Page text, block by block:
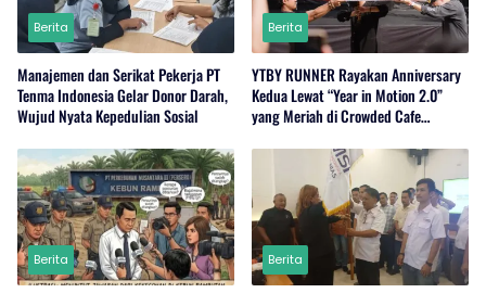
Berita
Manajemen dan Serikat Pekerja PT
Tenma Indonesia Gelar Donor Darah,
Wujud Nyata Kepedulian Sosial
Berita
YTBY RUNNER Rayakan Anniversary
Kedua Lewat “Year in Motion 2.0”
yang Meriah di Crowded Cafe
Berita Berita